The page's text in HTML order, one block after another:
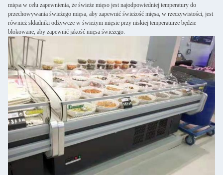
mięsa w celu zapewnienia, że świeże mięso jest najodpowiedniej temperatury do
przechowywania świeżego mięsa, aby zapewnić świeżość mięsa, w rzeczywistości, jest
również składniki odżywcze w świeżym mięsie przy niskiej temperaturze będzie
blokowane, aby zapewnić jakość mięsa świeżego.